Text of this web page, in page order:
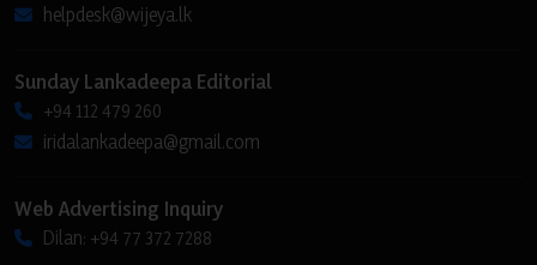
helpdesk@wijeya.lk
Sunday Lankadeepa Editorial
+94 112 479 260
iridalankadeepa@gmail.com
Web Advertising Inquiry
Dilan: +94 77 372 7288